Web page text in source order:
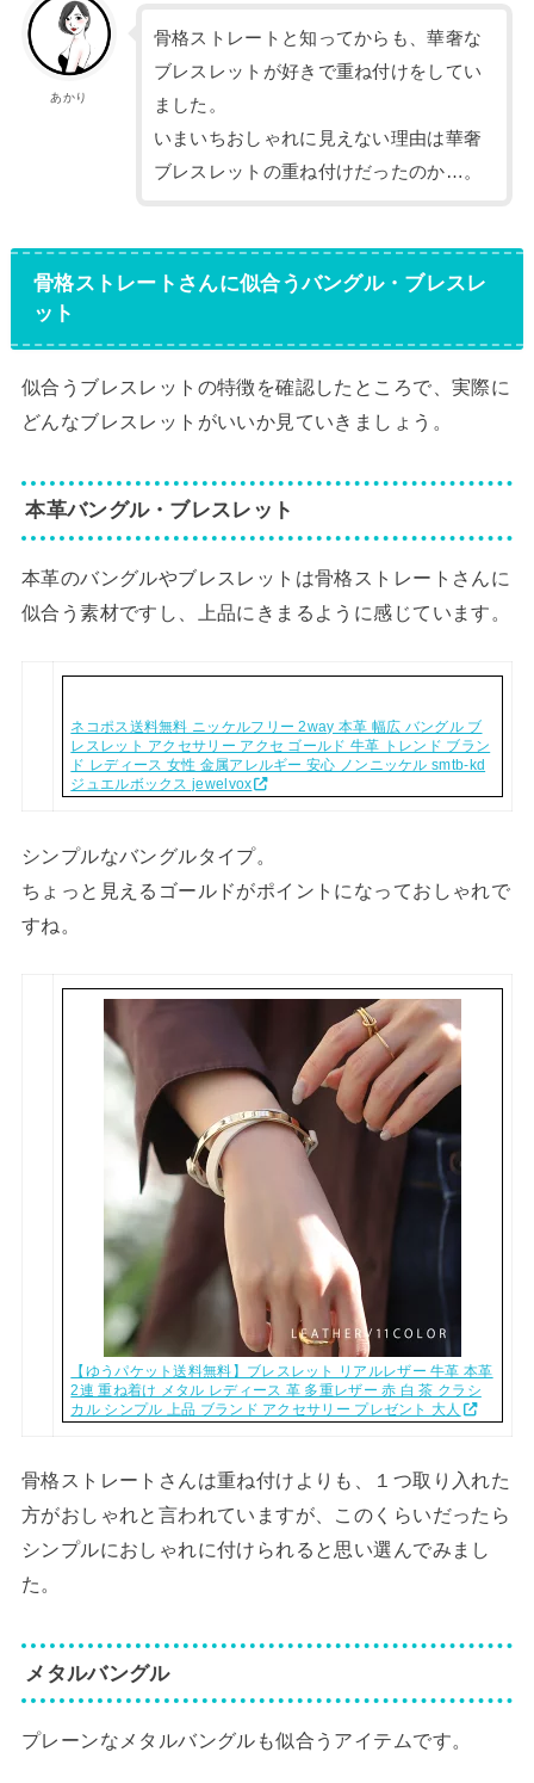
あかり
骨格ストレートと知ってからも、華奢な
ブレスレットが好きで重ね付けをしてい
ました。
いまいちおしゃれに見えない理由は華奢
ブレスレットの重ね付けだったのか…。
骨格ストレートさんに似合うバングル・ブレスレ
ット
似合うブレスレットの特徴を確認したところで、実際に
どんなブレスレットがいいか見ていきましょう。
本革バングル・ブレスレット
本革のバングルやブレスレットは骨格ストレートさんに
似合う素材ですし、上品にきまるように感じています。
ネコポス送料無料 ニッケルフリー 2way 本革 幅広 バングル ブ
レスレット アクセサリー アクセ ゴールド 牛革 トレンド ブラン
ド レディース 女性 金属アレルギー 安心 ノンニッケル smtb-kd
ジュエルボックス jewelvox
シンプルなバングルタイプ。
ちょっと見えるゴールドがポイントになっておしゃれで
すね。
【ゆうパケット送料無料】ブレスレット リアルレザー 牛革 本革
2連 重ね着け メタル レディース 革 多重レザー 赤 白 茶 クラシ
カル シンプル 上品 ブランド アクセサリー プレゼント 大人
骨格ストレートさんは重ね付けよりも、１つ取り入れた
方がおしゃれと言われていますが、このくらいだったら
シンプルにおしゃれに付けられると思い選んでみまし
た。
メタルバングル
プレーンなメタルバングルも似合うアイテムです。